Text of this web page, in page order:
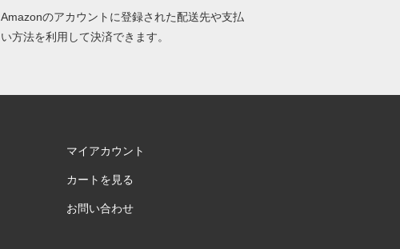
Amazonのアカウントに登録された配送先や支払
い方法を利用して決済できます。
マイアカウント
カートを見る
お問い合わせ